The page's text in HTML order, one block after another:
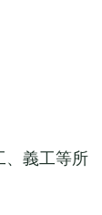
義工等所